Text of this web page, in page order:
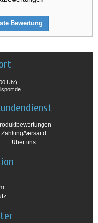
Bewertung
Uhr)
Zahlung/Versand
Über uns